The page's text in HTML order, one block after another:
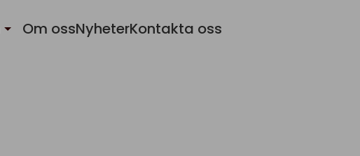
Om ossNyheterKontakta oss